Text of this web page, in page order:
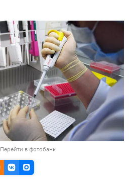
Перейти в фотобанк